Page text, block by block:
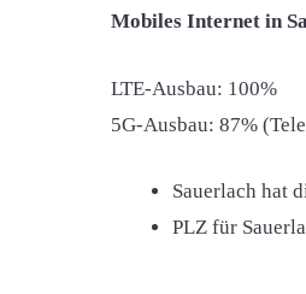
Mobiles Internet in
LTE-Ausbau: 100%
5G-Ausbau: 87%
Sauerlach hat
PLZ für